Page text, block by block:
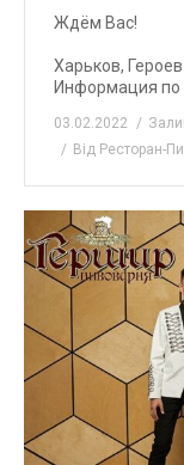
Ждём Вас!
Харьков,
Информация по
03.02.2022
Від Ресторан-